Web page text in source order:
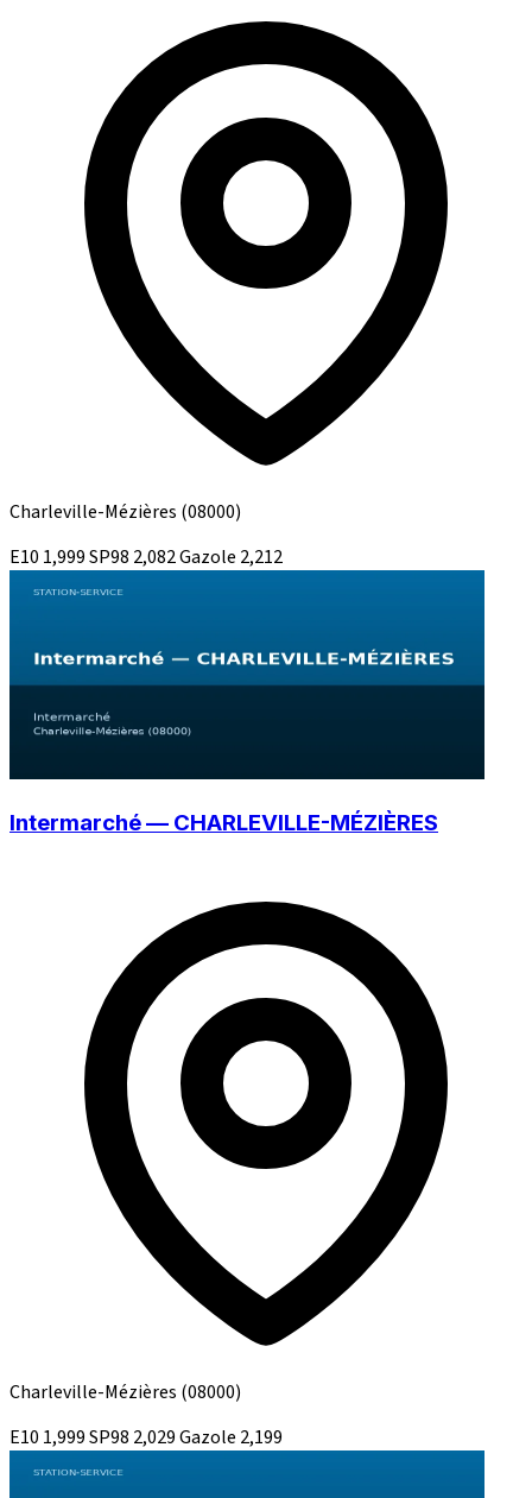
Charleville-Mézières (08000)
E10 1,999SP98 2,082Gazole 2,212
Intermarché — CHARLEVILLE-MÉZIÈRES
Charleville-Mézières (08000)
E10 1,999SP98 2,029Gazole 2,199